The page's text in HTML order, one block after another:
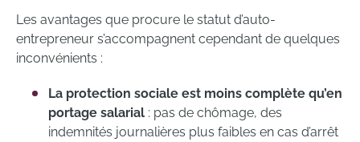
Les avantages que procure le statut d’auto-
entrepreneur s’accompagnent cependant de quelques
inconvénients :
La protection sociale est moins complète qu’en
portage salarial : pas de chômage, des
indemnités journalières plus faibles en cas d’arrêt